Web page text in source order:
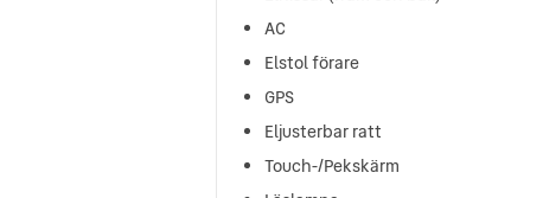
AC
Elstol förare
GPS
Eljusterbar ratt
Touch-/Pekskärm